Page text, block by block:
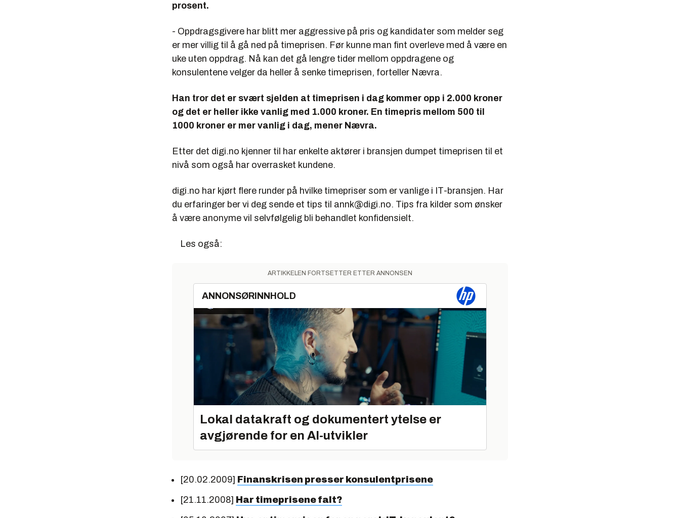
prosent.
- Oppdragsgivere har blitt mer aggressive på pris og kandidater som melder seg
er mer villig til å gå ned på timeprisen. Før kunne man fint overleve med å være en
uke uten oppdrag. Nå kan det gå lengre tider mellom oppdragene og
konsulentene velger da heller å senke timeprisen, forteller Nævra.
Han tror det er svært sjelden at timeprisen i dag kommer opp i 2.000 kroner
og det er heller ikke vanlig med 1.000 kroner. En timepris mellom 500 til
1000 kroner er mer vanlig i dag, mener Nævra.
Etter det digi.no kjenner til har enkelte aktører i bransjen dumpet timeprisen til et
nivå som også har overrasket kundene.
digi.no har kjørt flere runder på hvilke timepriser som er vanlige i IT-bransjen. Har
du erfaringer ber vi deg sende et tips til annk@digi.no. Tips fra kilder som ønsker
å være anonyme vil selvfølgelig bli behandlet konfidensielt.
Les også:
ARTIKKELEN FORTSETTER ETTER ANNONSEN
ANNONSØRINNHOLD
Lokal datakraft og dokumentert ytelse er
avgjørende for en AI-utvikler
[20.02.2009] Finanskrisen presser konsulentprisene
[21.11.2008] Har timeprisene falt?